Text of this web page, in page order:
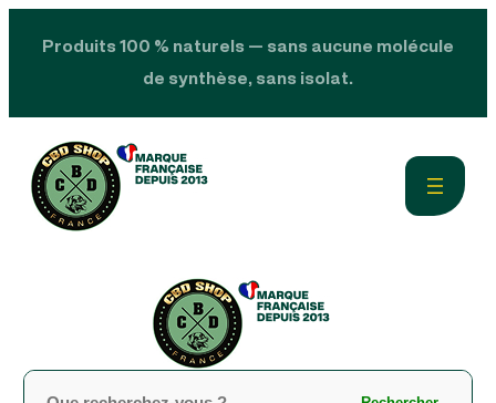
Produits 100 % naturels — sans aucune molécule
de synthèse, sans isolat.